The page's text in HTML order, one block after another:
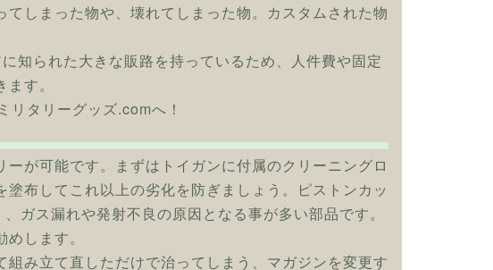
しまった物や、壊れてしまった物。カスタムされた物
知られた大きな販路を持っているため、人件費や固定
す。
タリーグッズ.comへ！
が可能です。まずはトイガンに付属のクリーニングロ
布してこれ以上の劣化を防ぎましょう。ピストンカッ
ガス漏れや発射不良の原因となる事が多い部品です。
します。
み立て直しただけで治ってしまう、マガジンを変更す